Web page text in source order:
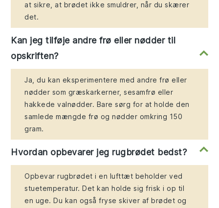
at sikre, at brødet ikke smuldrer, når du skærer
det.
Kan jeg tilføje andre frø eller nødder til
opskriften?
Ja, du kan eksperimentere med andre frø eller
nødder som græskarkerner, sesamfrø eller
hakkede valnødder. Bare sørg for at holde den
samlede mængde frø og nødder omkring 150
gram.
Hvordan opbevarer jeg rugbrødet bedst?
Opbevar rugbrødet i en lufttæt beholder ved
stuetemperatur. Det kan holde sig frisk i op til
en uge. Du kan også fryse skiver af brødet og